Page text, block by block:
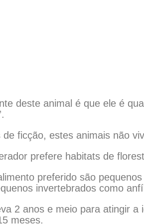
deste animal é que ele é
ficção, estes animais não
prefere habitats de
preferido são
invertebrados como
2 anos e meio para atingir
meses.